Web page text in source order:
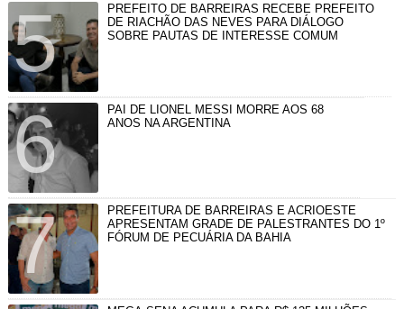
PREFEITO DE BARREIRAS RECEBE PREFEITO
DE RIACHÃO DAS NEVES PARA DIÁLOGO
SOBRE PAUTAS DE INTERESSE COMUM
PAI DE LIONEL MESSI MORRE AOS 68
ANOS NA ARGENTINA
PREFEITURA DE BARREIRAS E ACRIOESTE
APRESENTAM GRADE DE PALESTRANTES DO 1º
FÓRUM DE PECUÁRIA DA BAHIA